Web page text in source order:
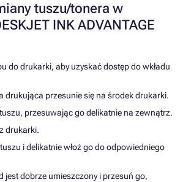
tuszu/tonera w
INK ADVANTAGE
do drukarki, aby uzyskać dostęp do wkładu
drukująca przesunie się na środek drukarki.
przesuwając go delikatnie na zewnątrz.
drukarki.
i delikatnie włoż go do odpowiedniego
jest dobrze umieszczony i przesuń go,